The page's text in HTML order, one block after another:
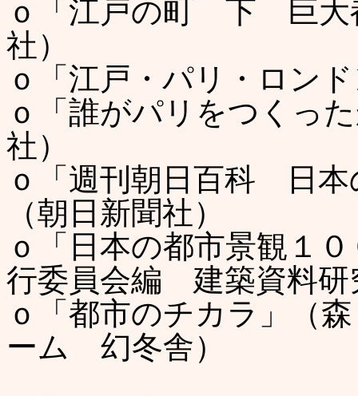
ｏ「江戸の町 下 巨大
社）
ｏ「江戸・パリ・ロン
ｏ「誰がパリをつくっ
社）
ｏ「週刊朝日百科 日
（朝日新聞社）
ｏ「日本の都市景観１
行委員会編 建築資料研
ｏ「都市のチカラ」（
ーム 幻冬舎）